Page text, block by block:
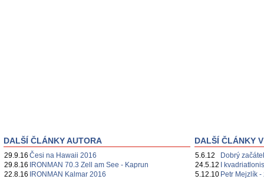
DALŠÍ ČLÁNKY AUTORA
29.9.16 Česi na Hawaii 2016
29.8.16 IRONMAN 70.3 Zell am See - Kaprun
22.8.16 IRONMAN Kalmar 2016
DALŠÍ ČLÁNKY
5.6.12
Dobrý
24.5.12
I
5.12.10 Petr Mejzlík